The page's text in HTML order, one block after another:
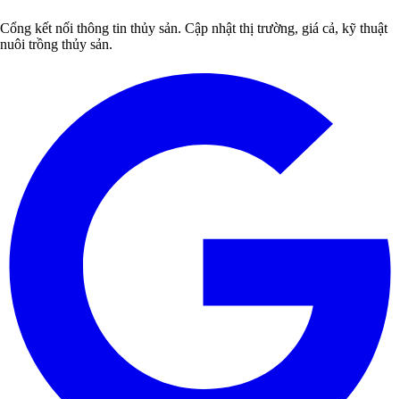
Cổng kết nối thông tin thủy sản. Cập nhật thị trường, giá cả, kỹ thuật
nuôi trồng thủy sản.